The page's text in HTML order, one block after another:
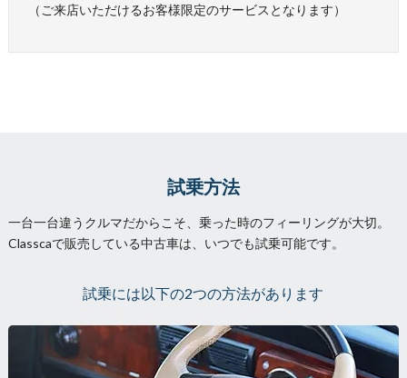
（ご来店いただけるお客様限定のサービスとなります）
試乗方法
一台一台違うクルマだからこそ、乗った時のフィーリングが大切。
Classcaで販売している中古車は、いつでも試乗可能です。
試乗には以下の2つの方法があります